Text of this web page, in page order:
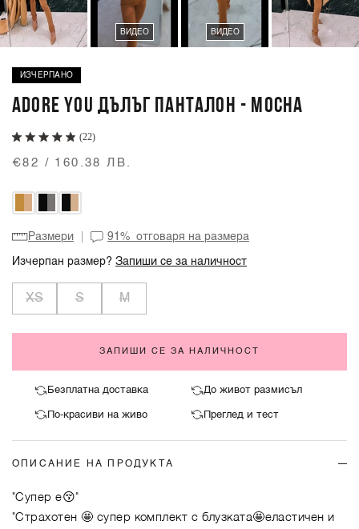
ВИДЕО ВИДЕО
ИЗЧЕРПАНО
ADORE YOU ДЪЛЪГ ПАНТАЛОН - MOCHA
(22)
€82 / 160.38 ЛВ.
Размери 91%отговаря на размера
Изчерпан размер?Запиши се за наличност
XS S M
ЗАПИШИ СЕ ЗА НАЛИЧНОСТ
Безплатна доставка До живот размисъл
По-красиви на живо Преглед и тест
ОПИСАНИЕ НА ПРОДУКТА
"Супер е😚"
"Страхотен 🤩 супер комплект с блузката🤩еластичен и